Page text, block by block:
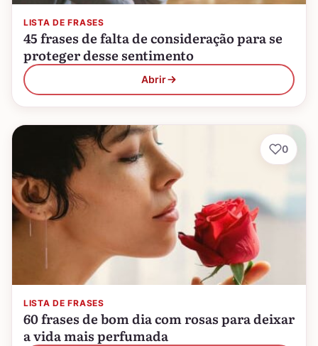
LISTA DE FRASES
45 frases de falta de consideração para se
proteger desse sentimento
Abrir
LISTA DE FRASES
60 frases de bom dia com rosas para deixar
a vida mais perfumada
0